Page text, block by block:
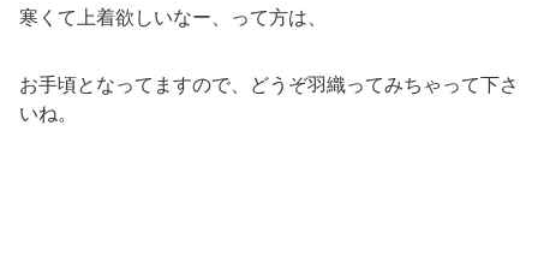
寒くて上着欲しいなー、って方は、
お手頃となってますので、どうぞ羽織ってみちゃって下さ
いね。